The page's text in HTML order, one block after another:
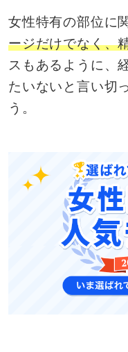
女性特有の部位に
ージだけでなく、
スもあるように、
たいないと言い切
う。